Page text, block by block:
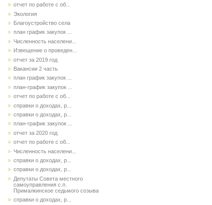
отчет по работе с об...
Экология
Благоустройство села
план график закупок ...
Численность населени...
Извещение о проведен...
отчет за 2019 год
Вакансии 2 часть
план график закупок ...
план-график закупок ...
отчет по работе с об...
справки о доходах, р...
справки о доходах, р...
план-график закупок ...
отчет за 2020 год
отчет по работе с об...
Численность населени...
справки о доходах, р...
справки о доходах, р...
Депутаты Совета местного
самоуправления с.п.
Прималкинское седьмого созыва
справки о доходах, р...